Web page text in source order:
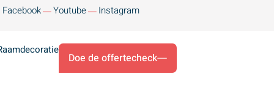
Facebook Youtube Instagram
Doe de offertecheck